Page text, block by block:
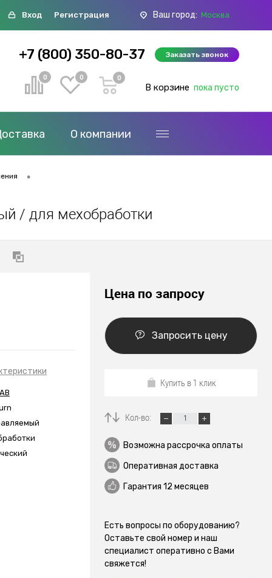
Вход Регистрация Ваш город: Москва
+7 (800) 350-80-37 Заказать звонок
0 0 0
В корзине пока пусто
О компании
•
/ для мехобработки
Цена по запросу
Запросить цену
Купить в 1 клик
Кол-во:
Возможна рассрочка оплаты
Оперативная доставка
Гарантия 12 месяцев
Есть вопросы по оборудованию?
Оставьте свой номер и наш
специалист оперативно с Вами
свяжется!